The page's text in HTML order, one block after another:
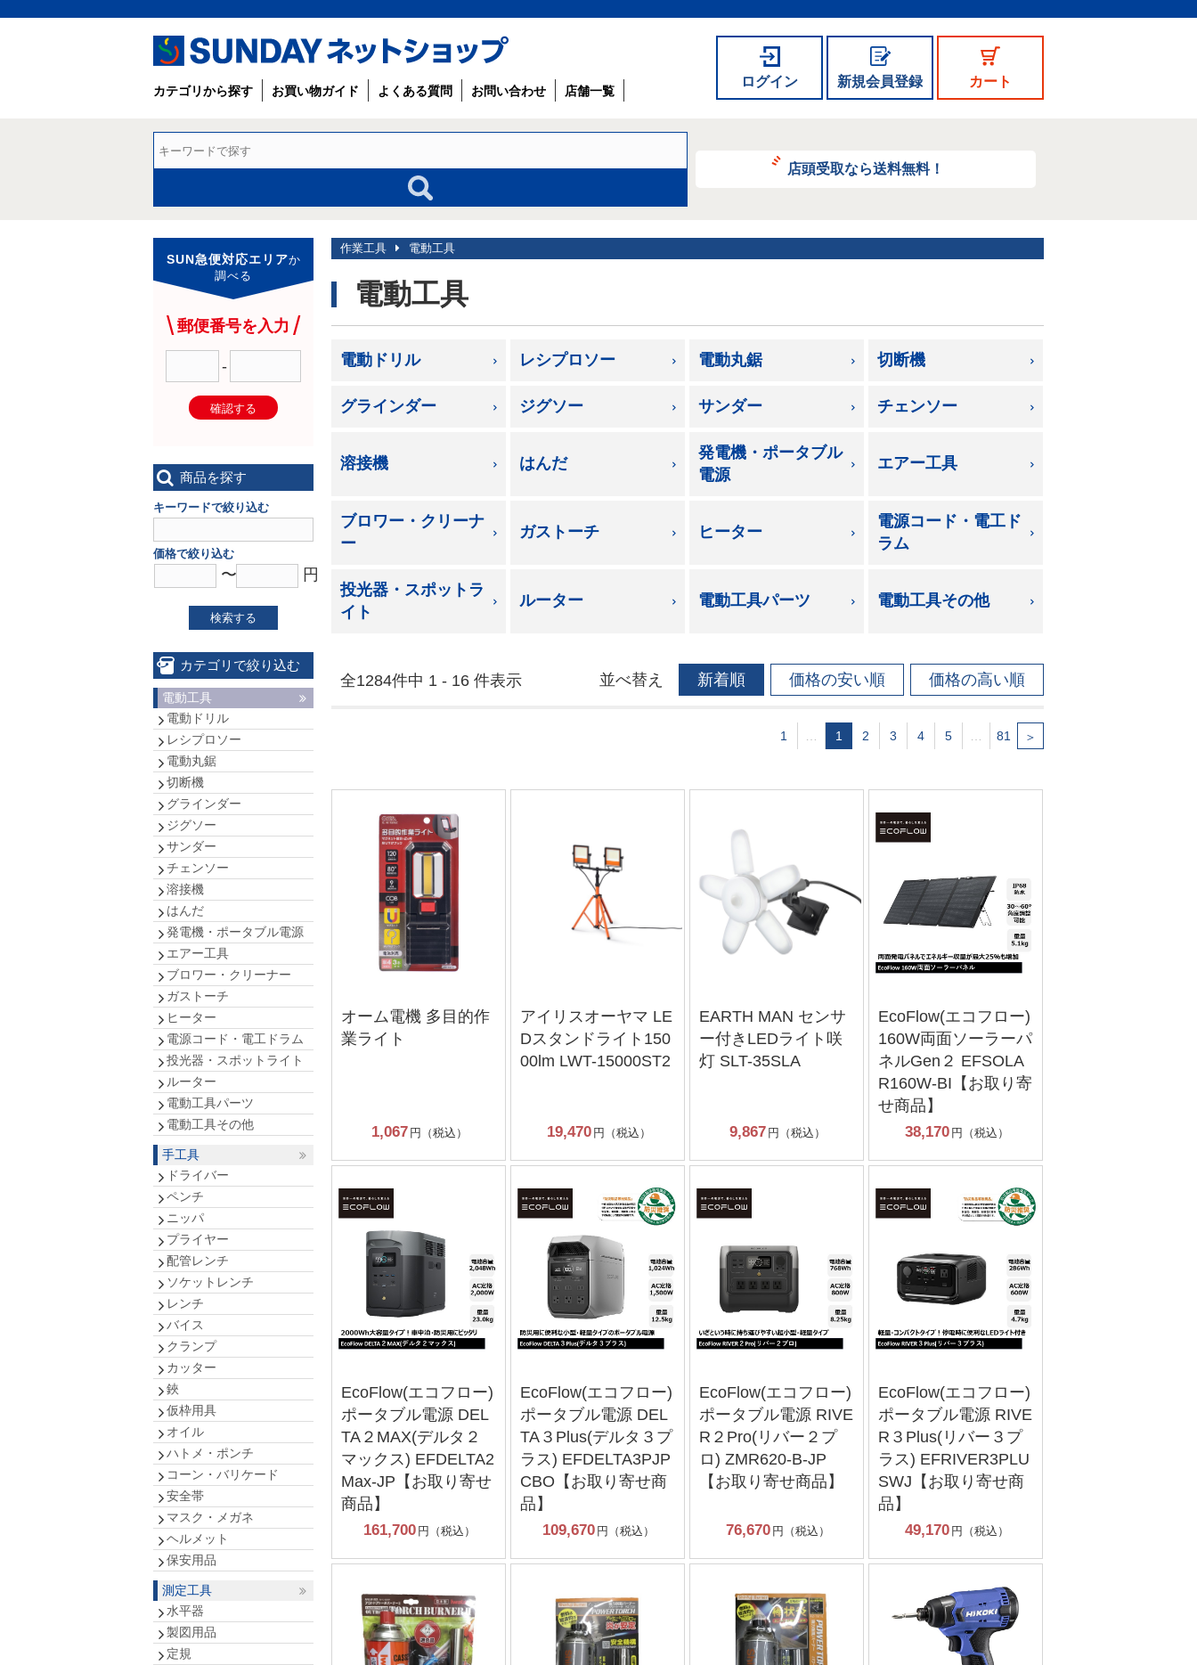
ログイン 新規会員登録 カート
カテゴリから探す お買い物ガイド よくある質問 お問い合わせ 店舗一覧
店頭受取なら送料無料！
作業工具 電動工具
電動工具
電動ドリル レシプロソー 電動丸鋸 切断機
グラインダー ジグソー サンダー チェンソー
溶接機 はんだ
発電機・ポータブル
電源
エアー工具
ブロワー・クリーナ
ー
ガストーチ ヒーター
電源コード・電工ド
ラム
投光器・スポットラ
イト
ルーター 電動工具パーツ 電動工具その他
全1284件中 1 - 16 件表示 並べ替え 新着順 価格の安い順 価格の高い順
1 1 2 3 4 5 81 ＞
オーム電機 多目的作
業ライト
1,067 円（税込）
アイリスオーヤマ LE
Dスタンドライト150
00lm LWT-15000ST2
19,470 円（税込）
EARTH MAN センサ
ー付きLEDライト咲
灯 SLT-35SLA
9,867 円（税込）
EcoFlow(エコフロー)
160W両面ソーラーパ
ネルGen２ EFSOLA
R160W‐BI【お取り寄
せ商品】
38,170 円（税込）
EcoFlow(エコフロー)
ポータブル電源 DEL
TA２MAX(デルタ２
マックス) EFDELTA2
Max‐JP【お取り寄せ
商品】
161,700 円（税込）
EcoFlow(エコフロー)
ポータブル電源 DEL
TA３Plus(デルタ３プ
ラス) EFDELTA3PJP
CBO【お取り寄せ商
品】
109,670 円（税込）
EcoFlow(エコフロー)
ポータブル電源 RIVE
R２Pro(リバー２プ
ロ) ZMR620-B-JP
【お取り寄せ商品】
76,670 円（税込）
EcoFlow(エコフロー)
ポータブル電源 RIVE
R３Plus(リバー３プ
ラス) EFRIVER3PLU
SWJ【お取り寄せ商
品】
49,170 円（税込）
SUN急便対応エリアか
調べる
郵便番号を入力
-
確認する
商品を探す
キーワードで絞り込む
価格で絞り込む
〜 円
検索する
カテゴリで絞り込む
電動工具
電動ドリル
レシプロソー
電動丸鋸
切断機
グラインダー
ジグソー
サンダー
チェンソー
溶接機
はんだ
発電機・ポータブル電源
エアー工具
ブロワー・クリーナー
ガストーチ
ヒーター
電源コード・電工ドラム
投光器・スポットライト
ルーター
電動工具パーツ
電動工具その他
手工具
ドライバー
ペンチ
ニッパ
プライヤー
配管レンチ
ソケットレンチ
レンチ
バイス
クランプ
カッター
鋏
仮枠用具
オイル
ハトメ・ポンチ
コーン・バリケード
安全帯
マスク・メガネ
ヘルメット
保安用品
測定工具
水平器
製図用品
定規